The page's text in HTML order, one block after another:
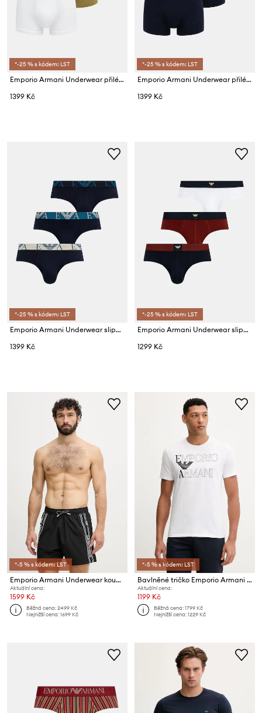
*-25 % s kódem: LST
Emporio Armani Underwear přiléhavé boxerky pánské bavlněné s elastanem 3-pack
1399 Kč
*-25 % s kódem: LST
Emporio Armani Underwear přiléhavé boxerky pánské bavlněné s elastanem 3-pack
1399 Kč
*-25 % s kódem: LST
Emporio Armani Underwear slipy pánské bavlněné s elastanem 3-pack
1399 Kč
*-25 % s kódem: LST
Emporio Armani Underwear slipy pánské s bavlnou 3-pack
1299 Kč
*-5 % s kódem: LST
Emporio Armani Underwear koupací šortky pánské
Aktuální cena:
1599 Kč
Běžná cena:2499 Kč
Nejnižší cena:1699 Kč
*-5 % s kódem: LST
Bavlněné tričko Emporio Armani Underwear
Aktuální cena:
1199 Kč
Běžná cena:1799 Kč
Nejnižší cena:1229 Kč